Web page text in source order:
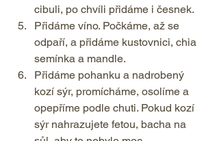
cibuli, po chvíli přidáme i česnek.
Přidáme víno. Počkáme, až se
odpaří, a přidáme kustovnici, chia
semínka a mandle.
Přidáme pohanku a nadrobený
kozí sýr, promícháme, osolíme a
opepříme podle chuti. Pokud kozí
sýr nahrazujete fetou, bacha na